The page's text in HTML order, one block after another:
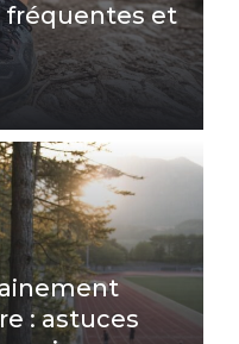
fréquentes et
: astuces